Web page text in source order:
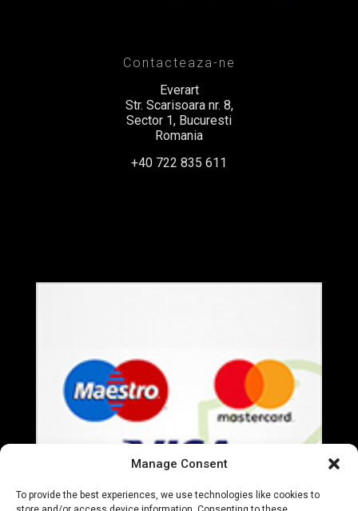
Manage Consent
To provide the best experiences, we use technologies like cookies to
Contacteaza-ne
Everart
Str. Scarisoara nr. 8,
Sector 1, Bucuresti
Romania
+40 722 835 611